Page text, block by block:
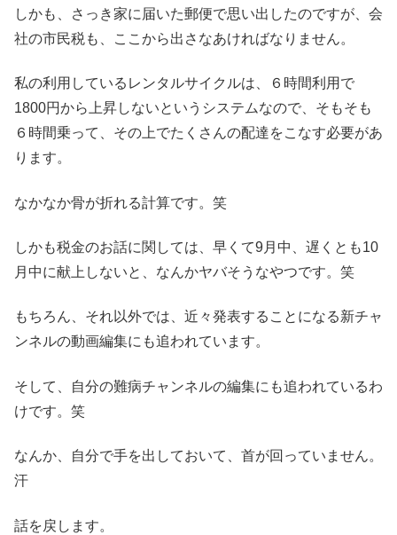
しかも、さっき家に届いた郵便で思い出したのですが、会
社の市民税も、ここから出さなあければなりません。
私の利用しているレンタルサイクルは、６時間利用で
1800円から上昇しないというシステムなので、そもそも
６時間乗って、その上でたくさんの配達をこなす必要があ
ります。
なかなか骨が折れる計算です。笑
しかも税金のお話に関しては、早くて9月中、遅くとも10
月中に献上しないと、なんかヤバそうなやつです。笑
もちろん、それ以外では、近々発表することになる新チャ
ンネルの動画編集にも追われています。
そして、自分の難病チャンネルの編集にも追われているわ
けです。笑
なんか、自分で手を出しておいて、首が回っていません。
汗
話を戻します。